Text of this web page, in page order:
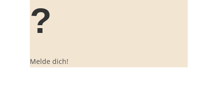
?
Melde dich!